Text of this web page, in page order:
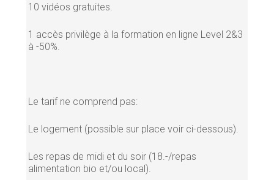
10 vidéos gratuites.
1 accès privilège à la formation en ligne Level 2&3
à -50%.
Le tarif ne comprend pas:
Le logement (possible sur place voir ci-dessous).
Les repas de midi et du soir (18.-/repas
alimentation bio et/ou local).